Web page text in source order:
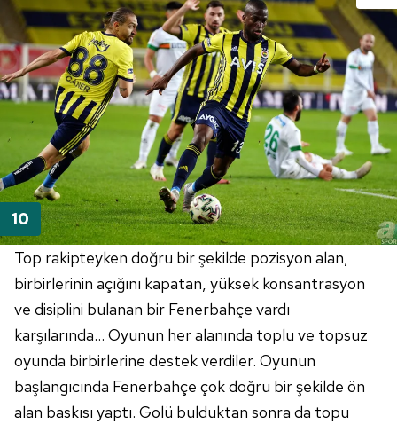
Top rakipteyken doğru bir şekilde pozisyon alan,
birbirlerinin açığını kapatan, yüksek konsantrasyon
ve disiplini bulanan bir Fenerbahçe vardı
karşılarında... Oyunun her alanında toplu ve topsuz
oyunda birbirlerine destek verdiler. Oyunun
başlangıcında Fenerbahçe çok doğru bir şekilde ön
alan baskısı yaptı. Golü bulduktan sonra da topu